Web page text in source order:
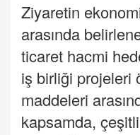
Ziyaretin
arasında
ticaret hacmi
iş birliği projeleri
maddeleri
kapsamda,